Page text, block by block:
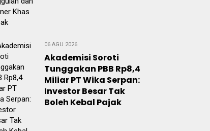
06 AGU 2026
Akademisi Soroti
Tunggakan PBB Rp8,4
Miliar PT Wika Serpan:
Investor Besar Tak
Boleh Kebal Pajak